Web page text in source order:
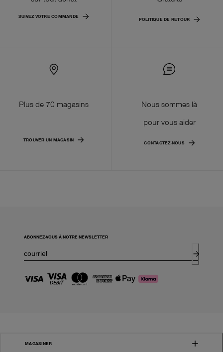
SUIVEZ VOTRE COMMANDE
POLITIQUE DE RETOUR
Plus de 70 magasins
TROUVER UN MAGASIN
Nous sommes là
pour vous aider
CONTACTEZ-NOUS
ABONNEZ-VOUS À NOTRE NEWSLETTER
MAGASINER